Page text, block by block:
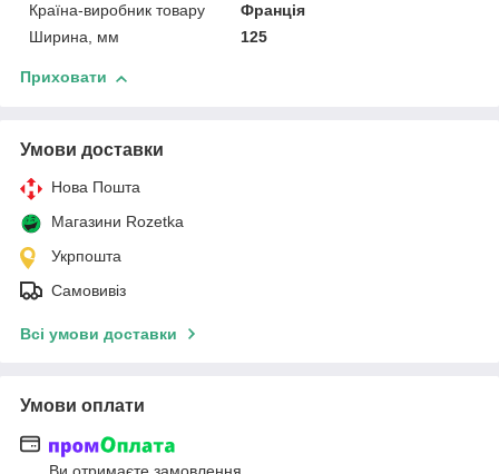
Країна-виробник товару
Франція
Ширина, мм
125
Приховати
Умови доставки
Нова Пошта
Магазини Rozetka
Укрпошта
Самовивіз
Всі умови доставки
Умови оплати